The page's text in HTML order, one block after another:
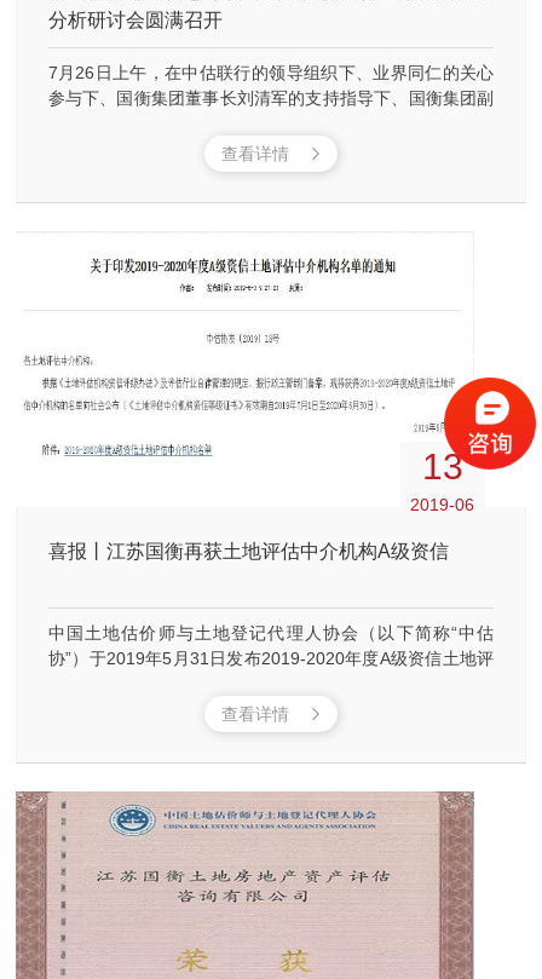
分析研讨会圆满召开
7月26日上午，在中估联行的领导组织下、业界同仁的关心
参与下、国衡集团董事长刘清军的支持指导下、国衡集团副
心安排下，“测绘检测地理信息服务”专题研讨会在南京江宁
水秀苑大酒店圆满召开。
查看详情
13
2019-06
喜报丨江苏国衡再获土地评估中介机构A级资信
中国土地估价师与土地登记代理人协会（以下简称“中估
协”）于2019年5月31日发布2019-2020年度A级资信土地评
查看详情